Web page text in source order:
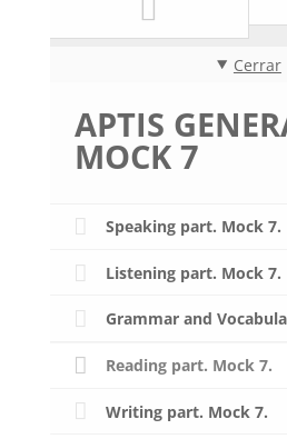
Cerrar
APTIS
MOCK 7
Speaking part. Mock 7.
Listening part. Mock 7.
Grammar and
Reading part. Mock 7.
Writing part. Mock 7.